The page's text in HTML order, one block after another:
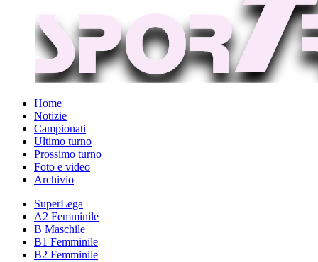
Home
Notizie
Campionati
Ultimo turno
Prossimo turno
Foto e video
Archivio
SuperLega
A2 Femminile
B Maschile
B1 Femminile
B2 Femminile